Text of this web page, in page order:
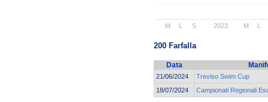
2023
M L S M L
200 Farfalla
Data
21/06/2024
Treviso Swim Cup
18/07/2024
Campionati Regionali